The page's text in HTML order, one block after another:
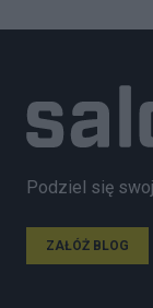
Podziel się
ZAŁÓŻ BLOG